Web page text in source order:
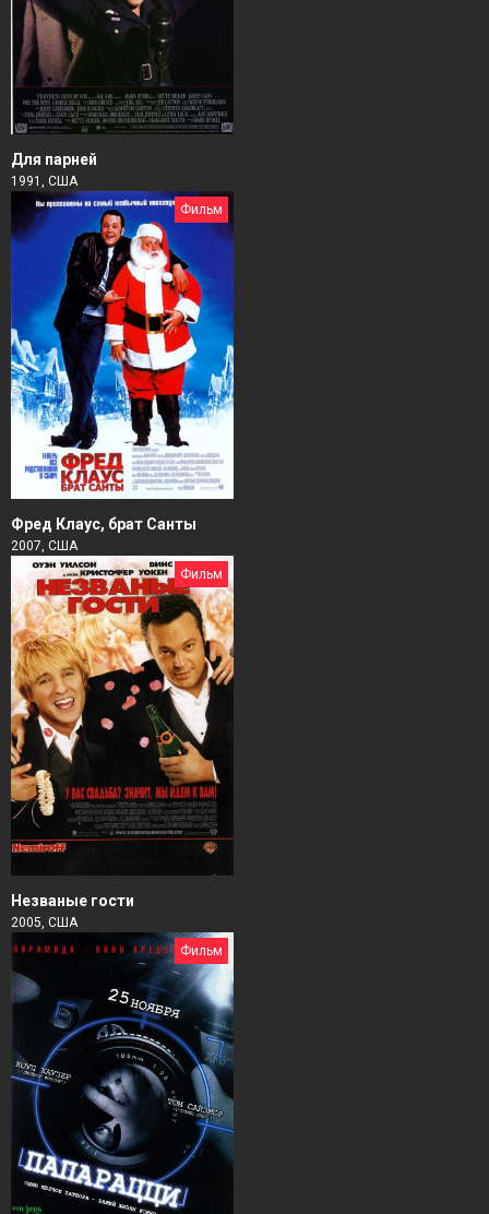
Для парней
1991, США
Фильм
Фред Клаус, брат Санты
2007, США
Фильм
Незваные гости
2005, США
Фильм